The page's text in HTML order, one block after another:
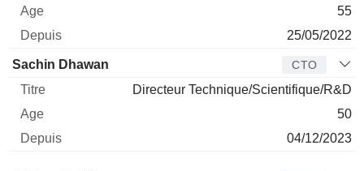
55
25/05/2022
Sachin Dhawan CTO
Directeur Technique/Scientifique/R&D
50
04/12/2023